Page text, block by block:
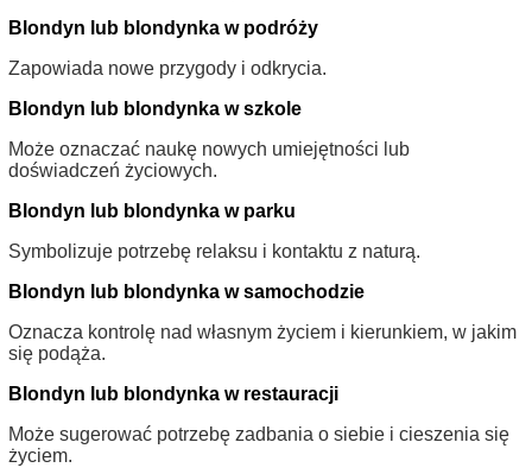
Blondyn lub blondynka w podróży
Zapowiada nowe przygody i odkrycia.
Blondyn lub blondynka w szkole
Może oznaczać naukę nowych umiejętności lub
doświadczeń życiowych.
Blondyn lub blondynka w parku
Symbolizuje potrzebę relaksu i kontaktu z naturą.
Blondyn lub blondynka w samochodzie
Oznacza kontrolę nad własnym życiem i kierunkiem, w jakim
się podąża.
Blondyn lub blondynka w restauracji
Może sugerować potrzebę zadbania o siebie i cieszenia się
życiem.